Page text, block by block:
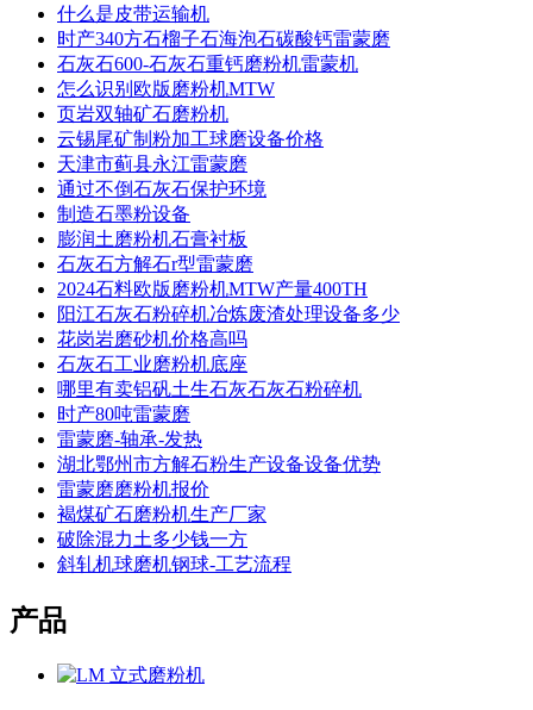
什么是皮带运输机
时产340方石榴子石海泡石碳酸钙雷蒙磨
石灰石600-石灰石重钙磨粉机雷蒙机
怎么识别欧版磨粉机MTW
页岩双轴矿石磨粉机
云锡尾矿制粉加工球磨设备价格
天津市蓟县永江雷蒙磨
通过不倒石灰石保护环境
制造石墨粉设备
膨润土磨粉机石膏衬板
石灰石方解石r型雷蒙磨
2024石料欧版磨粉机MTW产量400TH
阳江石灰石粉碎机冶炼废渣处理设备多少
花岗岩磨砂机价格高吗
石灰石工业磨粉机底座
哪里有卖铝矾土生石灰石灰石粉碎机
时产80吨雷蒙磨
雷蒙磨-轴承-发热
湖北鄂州市方解石粉生产设备设备优势
雷蒙磨磨粉机报价
褐煤矿石磨粉机生产厂家
破除混力土多少钱一方
斜轧机球磨机钢球-工艺流程
产品